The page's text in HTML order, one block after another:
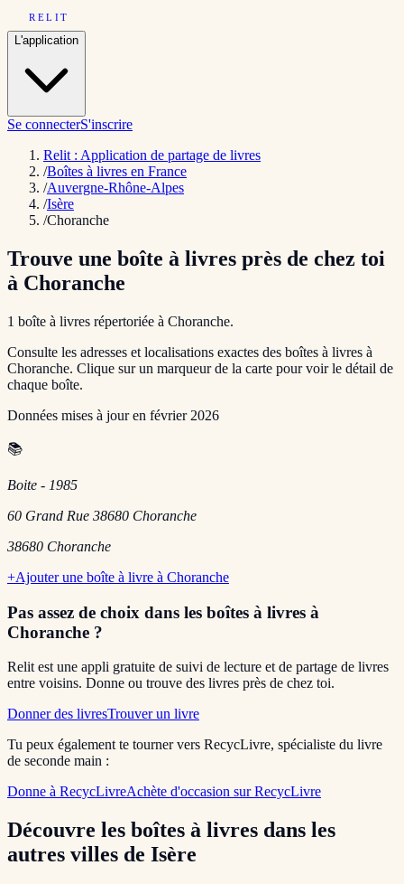
RELIT
L'application
Se connecterS'inscrire
Relit : Application de partage de livres
/Boîtes à livres en France
/Auvergne-Rhône-Alpes
/Isère
/Choranche
Trouve une boîte à livres près de chez toi
à Choranche
1 boîte à livres répertoriée à Choranche.
Consulte les adresses et localisations exactes des boîtes à livres à
Choranche. Clique sur un marqueur de la carte pour voir le détail de
chaque boîte.
Données mises à jour en février 2026
📚
Boite - 1985
60 Grand Rue 38680 Choranche
38680 Choranche
+Ajouter une boîte à livre à Choranche
Pas assez de choix dans les boîtes à livres à
Choranche ?
Relit est une appli gratuite de suivi de lecture et de partage de livres
entre voisins. Donne ou trouve des livres près de chez toi.
Donner des livresTrouver un livre
Tu peux également te tourner vers RecycLivre, spécialiste du livre
de seconde main :
Donne à RecycLivreAchète d'occasion sur RecycLivre
Découvre les boîtes à livres dans les
autres villes de Isère